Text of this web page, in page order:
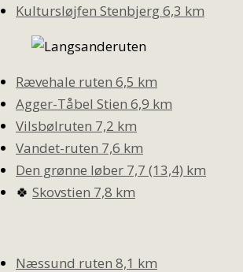
Kultursløjfen Stenbjerg 6,3 km
Rævehale ruten 6,5 km
Agger-Tåbel Stien 6,9 km
Vilsbølruten 7,2 km
Vandet-ruten 7,6 km
Den grønne løber 7,7 (13,4) km
🍀 Skovstien 7,8 km
Næssund ruten 8,1 km